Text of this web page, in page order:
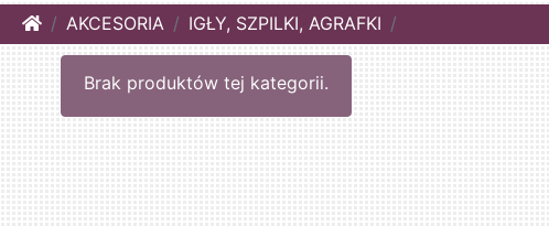
HomeAKCESORIA IGŁY, SZPILKI, AGRAFKI
Brak produktów tej kategorii.